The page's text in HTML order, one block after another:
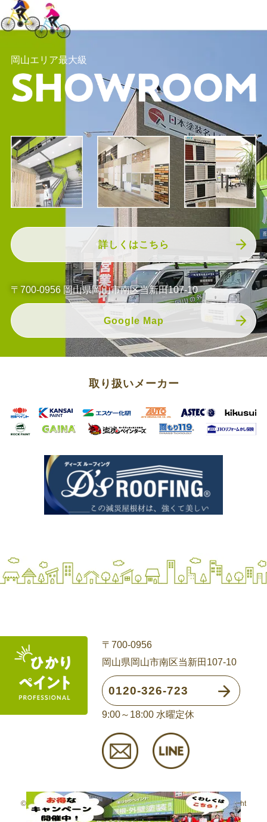
岡山エリア最大級
詳しくはこちら
〒700-0956 岡山県岡山市南区当新田107-10
Google Map
取り扱いメーカー
〒700-0956
岡山県岡山市南区当新田107-10
0120-326-723
9:00～18:00 水曜定休
©岡山の外壁塗装・屋根リフォーム専門店(株)ひかりペイントAll Right
Reserved.